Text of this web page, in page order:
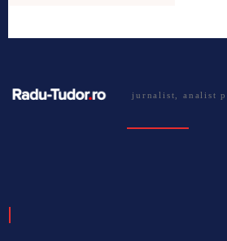
jurnalist, analist